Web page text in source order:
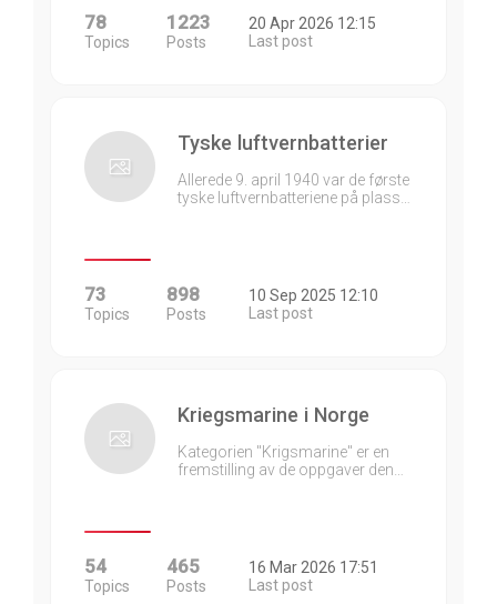
78
Topics
1223
Posts
20 Apr 2026 12:15
Last post
Tyske luftvernbatterier
Allerede 9. april 1940 var de første
tyske luftvernbatteriene på plass…
73
Topics
898
Posts
10 Sep 2025 12:10
Last post
Kriegsmarine i Norge
Kategorien "Krigsmarine" er en
fremstilling av de oppgaver den…
54
Topics
465
Posts
16 Mar 2026 17:51
Last post